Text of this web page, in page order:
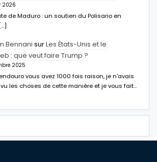
2026
de Maduro : un soutien du Polisario en
Bennani surLes États-Unis et le
: que veut faire Trump ?
2025
vous avez 1000 fois raison, je n'avais
les choses de cette manière et je vous fait…